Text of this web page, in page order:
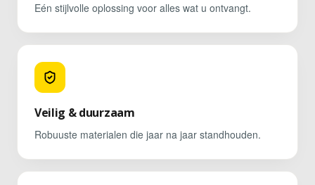
Eén stijlvolle oplossing voor alles wat u ontvangt.
Veilig & duurzaam
Robuuste materialen die jaar na jaar standhouden.